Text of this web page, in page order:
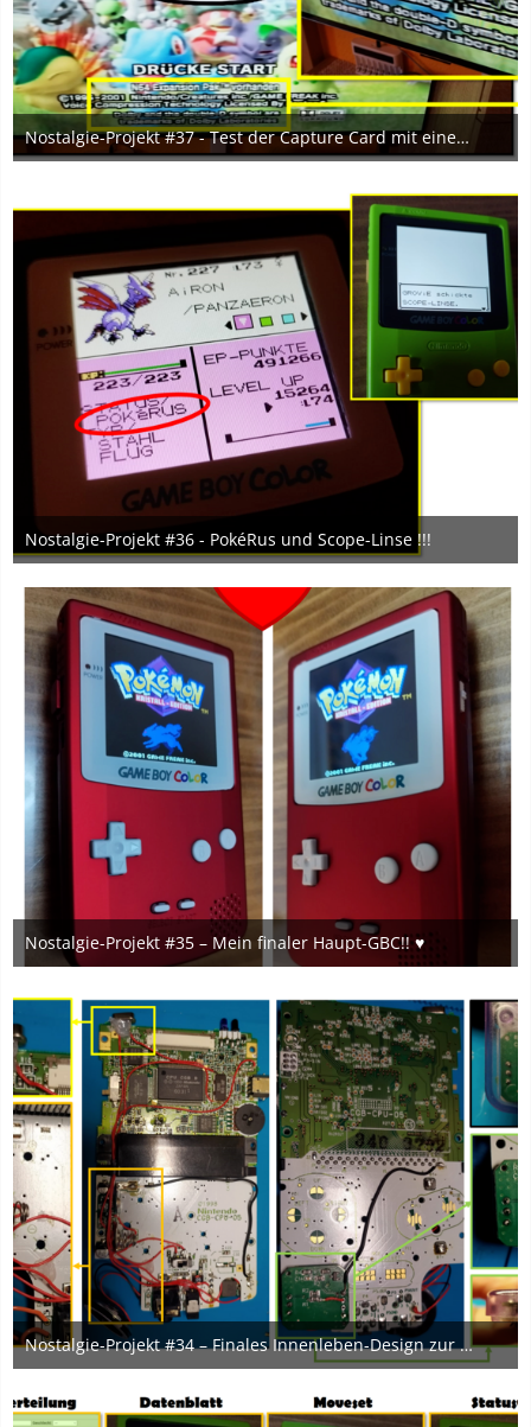
Nostalgie-Projekt #37 - Test der Capture Card mit einem HV-HDMI-Konverter aufgrund Inkompatibilität
6. Mai 2024
Nostalgie-Projekt #36 - PokéRus und Scope-Linse !!!
1. Mai 2024
8
Nostalgie-Projekt #35 – Mein finaler Haupt-GBC!! ♥
3. April 2024
Nostalgie-Projekt #34 – Finales Innenleben-Design zur Kombination von IPS-Display und Overclock-Mod am GBC
21. März 2024